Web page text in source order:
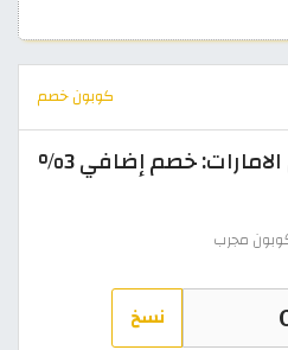
كوبون خصم
كوبون السيف غاليري الامارات: خصم إضافي 3%
مجرب
نسخ